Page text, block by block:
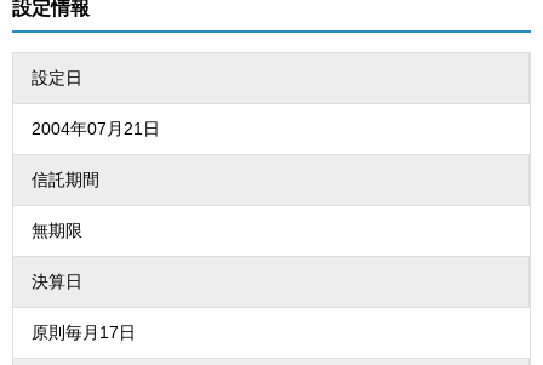
設定情報
設定日
2004年07月21日
信託期間
無期限
決算日
原則毎月17日